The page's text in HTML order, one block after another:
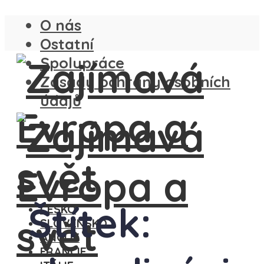
O nás
Ostatní
Spolupráce
Zásady ochrany osobních
údajů
ČESKO
SLOVENSKO
ANGLIE
FRANCIE
Štítek: